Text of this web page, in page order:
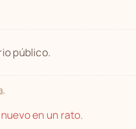
público.
.
en un rato.